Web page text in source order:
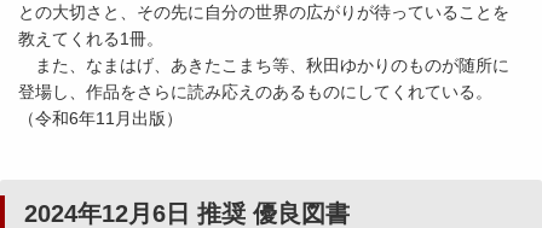
との大切さと、その先に自分の世界の広がりが待っていることを
教えてくれる1冊。
また、なまはげ、あきたこまち等、秋田ゆかりのものが随所に
登場し、作品をさらに読み応えのあるものにしてくれている。
（令和6年11月出版）
2024年12月6日 推奨 優良図書